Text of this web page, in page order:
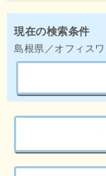
現在の検索条件
島根県／オフィス